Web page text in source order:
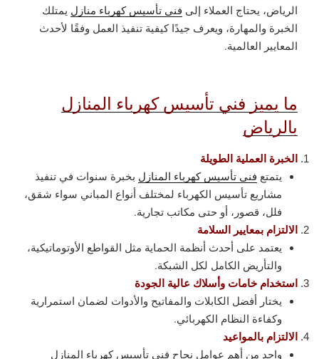
الرياض، يحتاج العملاء إلى فني تأسيس كهرباء منازل يمتلك
الخبرة والمهارة، ويعرف جيدًا كيفية تنفيذ العمل وفقًا لأحدث
المعايير العالمية.
ما يميز فني تأسيس كهرباء المنازل
بالرياض
الخبرة العملية الطويلة
يتمتع فني تأسيس كهرباء المنازل بخبرة سنوات في تنفيذ
مشاريع تأسيس الكهرباء لمختلف أنواع المباني سواء شقق،
فلل، قصور، أو حتى مكاتب تجارية.
الالتزام بمعايير السلامة
يعتمد على أحدث أنظمة الحماية مثل القواطع الأوتوماتيكية،
والتأريض الكامل لكل الشبكة.
استخدام خامات وأسلاك عالية الجودة
يختار أفضل الكابلات والمفاتيح والأدوات لضمان استمرارية
وكفاءة النظام الكهربائي.
الالتزام بالمواعيد
واحد من أهم عوامل نجاح فني تأسيس كهرباء المنازل